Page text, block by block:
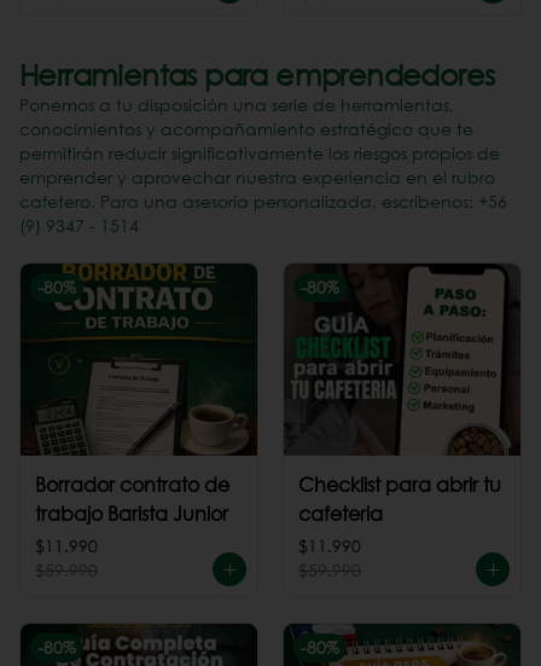
Herramientas para emprendedores
Ponemos a tu disposición una serie de herramientas,
conocimientos y acompañamiento estratégico que te
permitirán reducir significativamente los riesgos propios de
emprender y aprovechar nuestra experiencia en el rubro
cafetero. Para una asesoría personalizada, escríbenos: +56
(9) 9347 - 1514
-80%
Borrador contrato de
trabajo Barista Junior
$11.990
$59.990
-80%
Checklist para abrir tu
cafeteria
$11.990
$59.990
-80% -80%